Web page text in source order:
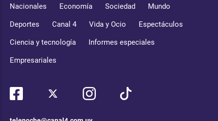
Nacionales Economía Sociedad Mundo
Deportes Canal 4 Vida y Ocio Espectáculos
Ciencia y tecnología Informes especiales
Empresariales